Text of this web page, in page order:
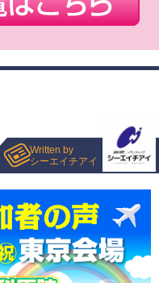
Written by
シーエイチアイ